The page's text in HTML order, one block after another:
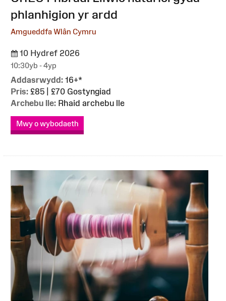
phlanhigion yr ardd
Amgueddfa Wlân Cymru
10 Hydref 2026
10:30yb - 4yp
Addasrwydd: 16+*
Pris: £85 | £70 Gostyngiad
Archebu lle: Rhaid archebu lle
Mwy o wybodaeth